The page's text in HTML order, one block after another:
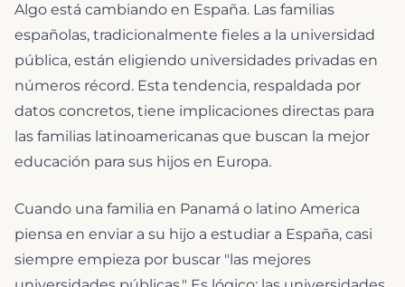
Algo está cambiando en España. Las familias
españolas, tradicionalmente fieles a la universidad
pública, están eligiendo universidades privadas en
números récord. Esta tendencia, respaldada por
datos concretos, tiene implicaciones directas para
las familias latinoamericanas que buscan la mejor
educación para sus hijos en Europa.
Cuando una familia en Panamá o latino America
piensa en enviar a su hijo a estudiar a España, casi
siempre empieza por buscar "las mejores